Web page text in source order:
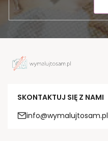
SKONTAKTUJ SIĘ Z NAMI
info@wymalujtosam.pl